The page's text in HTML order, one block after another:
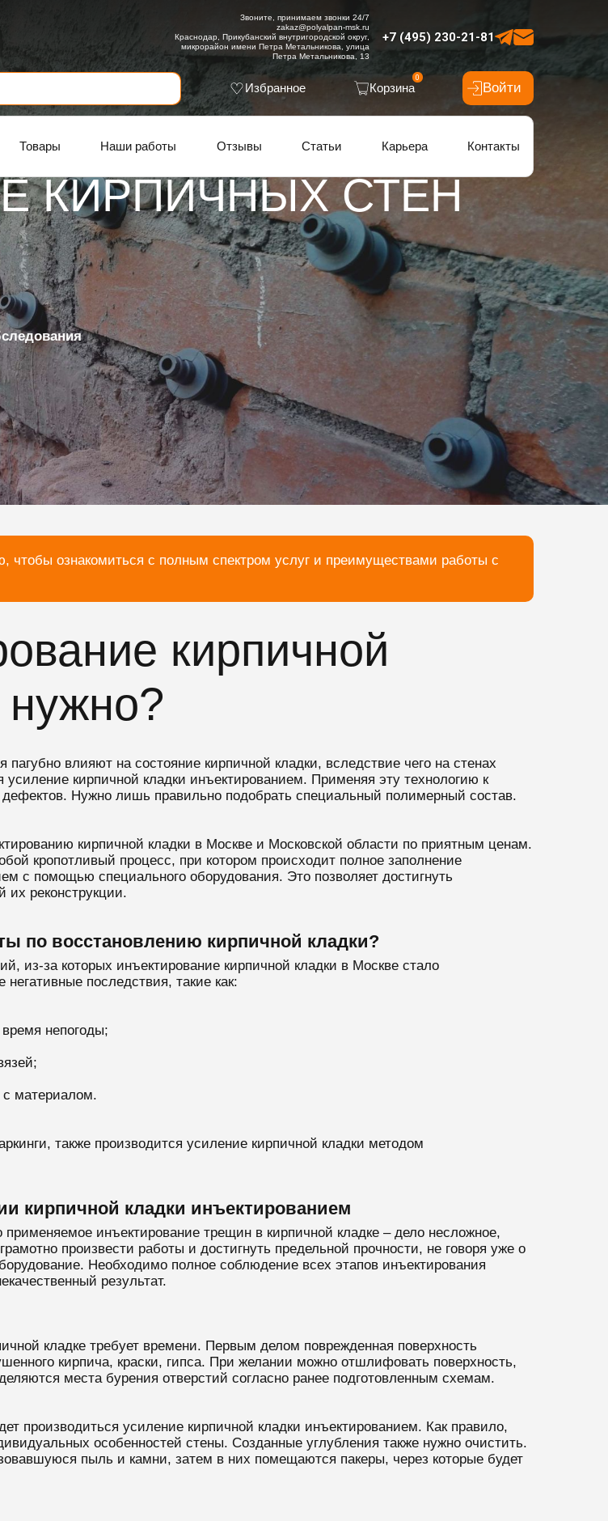
+7 (495) 230-21-81
Звоните, принимаем звонки 24/7
zakaz@polyalpan-msk.ru
Краснодар, Прикубанский внутригородской округ,
микрорайон имени Петра Метальникова, улица
Петра Метальникова, 13
Избранное Корзина
0
Войти
Товары Наши работы Отзывы Статьи Карьера Контакты
КИРПИЧНЫХ СТЕН
чтобы ознакомиться с полным спектром услуг и преимуществами работы с
кирпичной
нужно?
влияют на состояние кирпичной кладки, вследствие чего на стенах
кирпичной кладки инъектированием. Применяя эту технологию к
Нужно лишь правильно подобрать специальный полимерный состав.
кирпичной кладки в Москве и Московской области по приятным ценам.
кропотливый процесс, при котором происходит полное заполнение
помощью специального оборудования. Это позволяет достигнуть
их реконструкции.
по восстановлению кирпичной кладки?
из-за которых инъектирование кирпичной кладки в Москве стало
последствия, такие как:
непогоды;
с материалом.
также производится усиление кирпичной кладки методом
кирпичной кладки инъектированием
инъектирование трещин в кирпичной кладке – дело несложное,
произвести работы и достигнуть предельной прочности, не говоря уже о
Необходимо полное соблюдение всех этапов инъектирования
результат.
кладке требует времени. Первым делом поврежденная поверхность
кирпича, краски, гипса. При желании можно отшлифовать поверхность,
места бурения отверстий согласно ранее подготовленным схемам.
производиться усиление кирпичной кладки инъектированием. Как правило,
особенностей стены. Созданные углубления также нужно очистить.
пыль и камни, затем в них помещаются пакеры, через которые будет